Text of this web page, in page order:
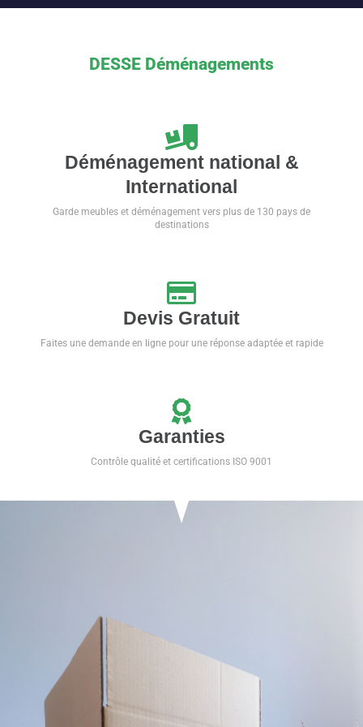
Alternative:
DESSE Déménagements
Déménagement national &
International
Garde meubles et déménagement vers plus de 130 pays de
destinations
Devis Gratuit
Faites une demande en ligne pour une réponse adaptée et rapide
Garanties
Contrôle qualité et certifications ISO 9001